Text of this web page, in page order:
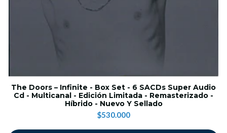
The Doors – Infinite - Box Set - 6 SACDs Super Audio
Cd - Multicanal - Edición Limitada - Remasterizado -
Híbrido - Nuevo Y Sellado
$530.000